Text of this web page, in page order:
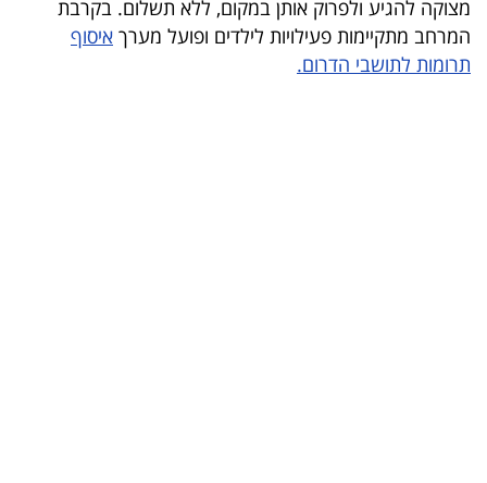
ולימודים
מצוקה להגיע ולפרוק אותן במקום, ללא תשלום. בקרבת
המרחב מתקיימות פעילויות לילדים ופועל מערך איסוף
תרומות לתושבי הדרום.